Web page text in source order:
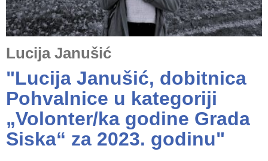
Lucija Janušić
"Lucija Janušić, dobitnica
Pohvalnice u kategoriji
„Volonter/ka godine Grada
Siska“ za 2023. godinu"